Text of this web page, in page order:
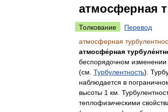
атмосферная
Толкование
Перевод
атмосферная
атмосфе́рная
беспорядочном изменении
(см Турбулентность).
наблюдается в
высоты 1 км
теплофизическими